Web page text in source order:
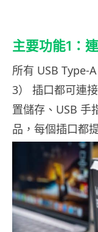
主要功能1：
所有 USB Type-
3） 插口都可連
置儲存、USB 手
品，每個插口都